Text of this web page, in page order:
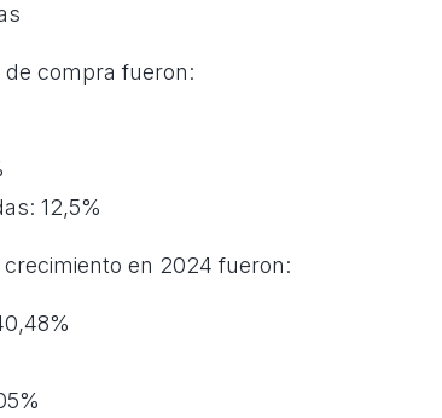
compra fueron:
12,5%
en 2024 fueron: